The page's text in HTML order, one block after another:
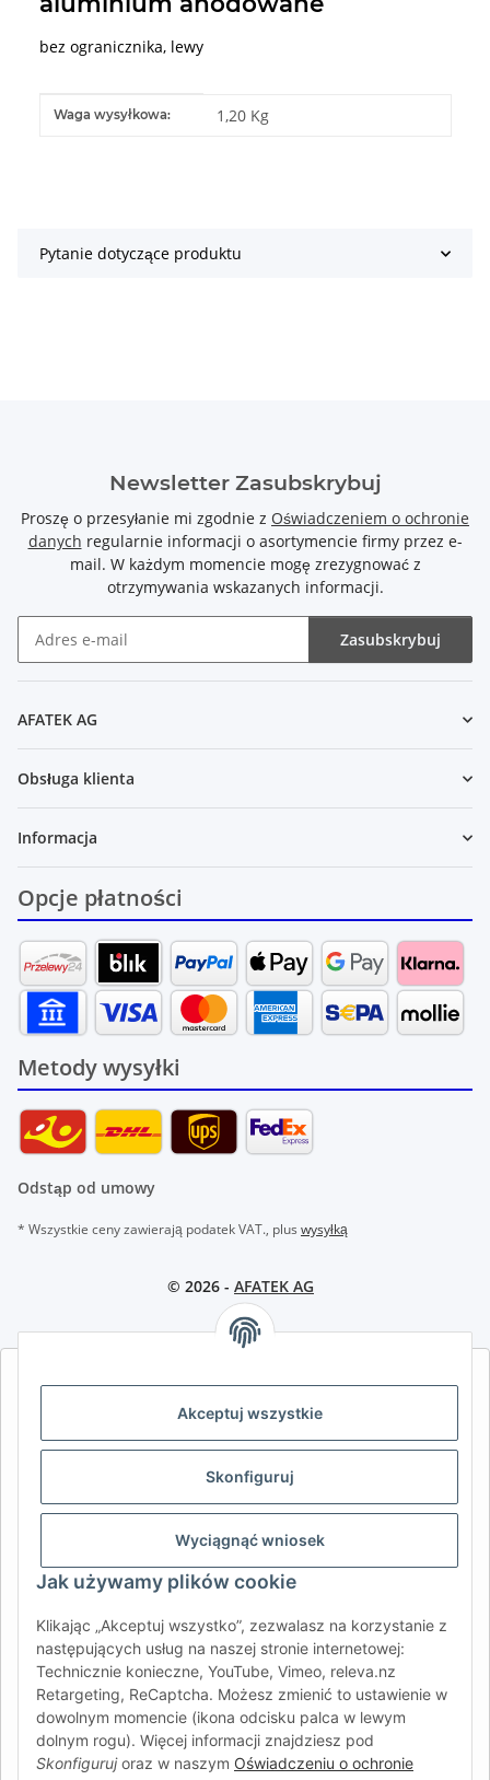
Akceptuj wszystkie
Skonfiguruj
Wyciągnąć wniosek
Jak używamy plików cookie
Klikając „Akceptuj wszystko”, zezwalasz na korzystanie z
następujących usług na naszej stronie internetowej:
Technicznie konieczne, YouTube, Vimeo, releva.nz
Retargeting, ReCaptcha. Możesz zmienić to ustawienie w
dowolnym momencie (ikona odcisku palca w lewym
dolnym rogu). Więcej informacji znajdziesz pod
Skonfigurujoraz w naszym Oświadczeniu o ochronie
bez ogranicznika, lewy
#productDetails.itemInformation#
#productDetails.itemValue#
Waga wysyłkowa: 1,20 Kg
Pytanie dotyczące produktu
Newsletter Zasubskrybuj
Proszę o przesyłanie mi zgodnie z Oświadczeniem o ochronie
danych regularnie informacji o asortymencie firmy przez e-
mail. W każdym momencie mogę zrezygnować z
otrzymywania wskazanych informacji.
Zasubskrybuj
AFATEK AG
Obsługa klienta
Informacja
Opcje płatności
Metody wysyłki
Odstąp od umowy
* Wszystkie ceny zawierają podatek VAT., plus wysyłką
© 2026 - AFATEK AG
AFATEK INTERNATIONAL – WYBIERZ REGION I JĘZYK | SELECT
DE AT CH (DE) CH (FR)
BE (NL) BE (FR)
SE FI
RO HR
AFATEK International| Twój partner w zakresie części
zamiennych do przyczep i pojazdów samochodowych
Zapytania:info@afatek.com